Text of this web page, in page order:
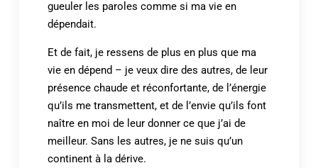
gueuler les paroles comme si ma vie en
dépendait.
Et de fait, je ressens de plus en plus que ma
vie en dépend – je veux dire des autres, de leur
présence chaude et réconfortante, de l’énergie
qu’ils me transmettent, et de l’envie qu’ils font
naître en moi de leur donner ce que j’ai de
meilleur. Sans les autres, je ne suis qu’un
continent à la dérive.